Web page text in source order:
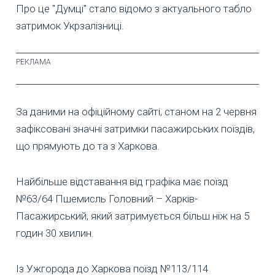
Про це "Думці" стало відомо з актуального табло
затримок Укрзалізниці.
За даними на офіційному сайті, станом на 2 червня
зафіксовані значні затримки пасажирських поїздів,
що прямують до та з Харкова.
Найбільше відставання від графіка має поїзд
№63/64 Пшемисль Головний – Харків-
Пасажирський, який затримується більш ніж на 5
годин 30 хвилин.
Із Ужгорода до Харкова поїзд №113/114